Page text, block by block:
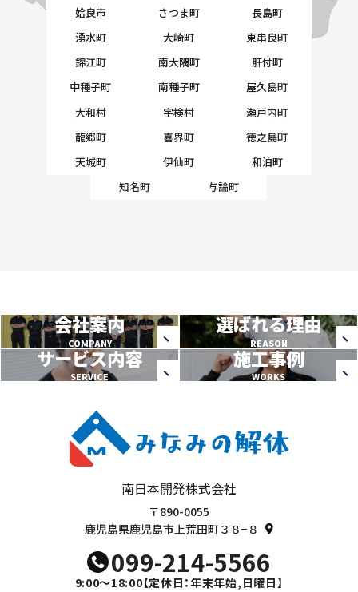
姶良市
さつま町
長島町
湧水町
大崎町
東串良町
錦江町
南大隅町
肝付町
中種子町
南種子町
屋久島町
大和村
宇検村
瀬戸内町
龍郷町
喜界町
徳之島町
天城町
伊仙町
和泊町
知名町
与論町
会社案内
COMPANY
選ばれる理由
REASON
サービス内容
SERVICE
施工事例
WORKS
南日本開発株式会社
〒890-0055
鹿児島県鹿児島市上荒田町３８−８
099-214-5566
9:00～18:00【定休日：年末年始,日曜日】